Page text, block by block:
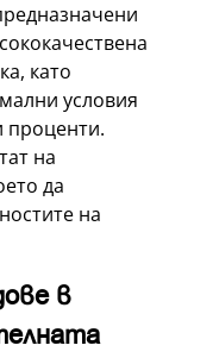
като
условия
проценти.
на
да
на
в